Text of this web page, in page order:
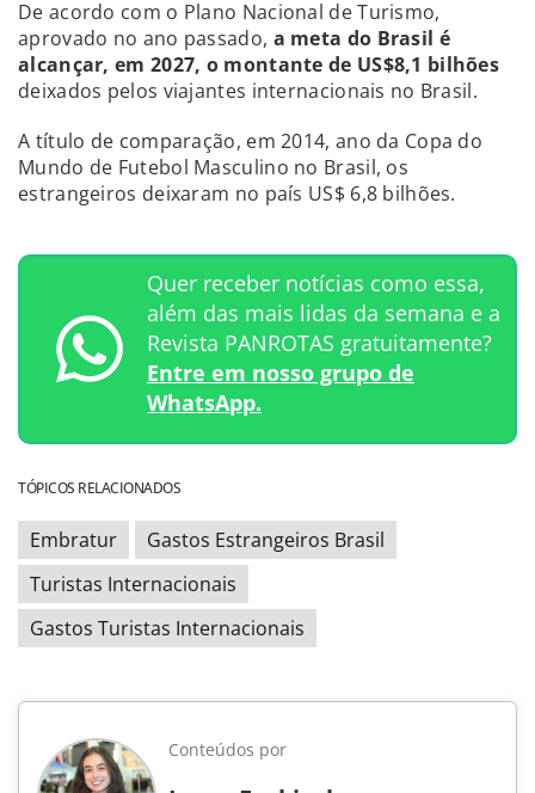
De acordo com o Plano Nacional de Turismo,
aprovado no ano passado, a meta do Brasil é
alcançar, em 2027, o montante de US$8,1 bilhões
deixados pelos viajantes internacionais no Brasil.
A título de comparação, em 2014, ano da Copa do
Mundo de Futebol Masculino no Brasil, os
estrangeiros deixaram no país US$ 6,8 bilhões.
Quer receber notícias como essa,
além das mais lidas da semana e a
Revista PANROTAS gratuitamente?
Entre em nosso grupo de
WhatsApp.
TÓPICOS RELACIONADOS
Embratur
Gastos Estrangeiros Brasil
Turistas Internacionais
Gastos Turistas Internacionais
Conteúdos por